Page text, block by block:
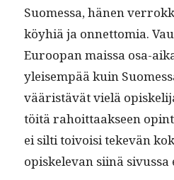
Suomes­sa, hänen
köy­hiä ja onnet­to­mia.
Euroopan mais­sa osa-
yleisem­pää kuin
vääristävät vielä
töitä rahoit­taak­seen
ei silti toivoisi tekevän
opiskel­e­van siinä sivus­sa